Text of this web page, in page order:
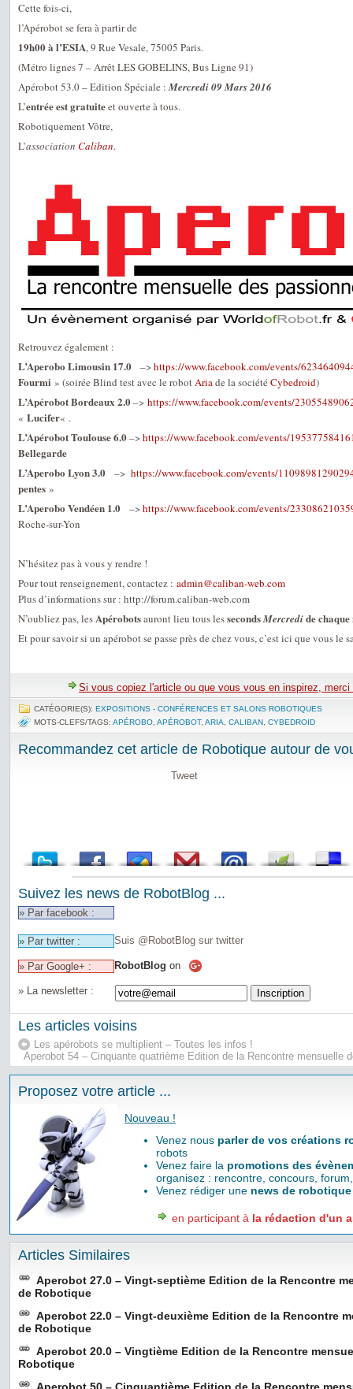
Cette fois-ci,
l’Apérobot se fera à partir de
19h00 à l’ESIA, 9 Rue Vesale, 75005 Paris.
(Métro lignes 7 – Arrêt LES GOBELINS, Bus Ligne 91)
Apérobot 53.0 – Edition Spéciale :Mercredi 09 Mars 2016
L’entrée est gratuiteet ouverte à tous.
Robotiquement Vôtre,
L’association Caliban.
Retrouvez également :
L’Aperobo Limousin 17.0 –>https://www.facebook.com/events/
Fourmi » (soirée Blind test avec le robotAriade la société Cybedroid)
L’Apérobot Bordeaux 2.0–> https://www.facebook.com/events/
« Lucifer« .
L’Apérobot Toulouse 6.0–>https://www.facebook.com/events/
Bellegarde
L’Aperobo Lyon 3.0 –> https://www.facebook.com/events/
pentes »
L’Aperobo Vendéen 1.0 –>https://www.facebook.com/events/
Roche-sur-Yon
N’hésitez pas à vous y rendre !
Pour tout renseignement, contactez : admin@caliban-web.com
Plus d’informations sur : http://forum.caliban-web.com
N’oubliez pas, lesApérobotsauront lieu tous lessecondsMercredide
Et pour savoir si un apérobot se passe près de chez vous, c’est ici que vous le
Si vous copiez l'article ou que vous vous en inspirez,
CATÉGORIE(S): EXPOSITIONS - CONFÉRENCES ET SALONS ROBOTIQUES
MOTS-CLEFS/TAGS: APÉROBO APÉROBOT, ARIA CALIBAN CYBEDROID
Recommandez cet article de Robotique autour de
Tweet
Suivez les news de RobotBlog ...
» Par facebook :
» Par twitter : Suis @RobotBlog sur twitter
» Par Google+ : RobotBlog on
» La newsletter :
Les articles voisins
Les apérobots se multiplient – Toutes les infos !
Aperobot 54 – Cinquante quatrième Edition de la Rencontre mensuelle
Proposez votre article ...
Nouveau !
Venez nous parler de vos créations
robots
Venez faire la promotions des
organisez : rencontre, concours,
Venez rédiger une news de robotique
en participant à la rédaction d'un
Articles Similaires
Aperobot 27.0 – Vingt-septième Edition de la Rencontre
de Robotique
Aperobot 22.0 – Vingt-deuxième Edition de la Rencontre
de Robotique
Aperobot 20.0 – Vingtième Edition de la Rencontre
Robotique